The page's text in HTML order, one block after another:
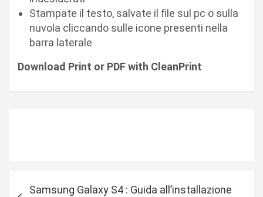
Stampate il testo, salvate il file sul pc o sulla
nuvola cliccando sulle icone presenti nella
barra laterale
Download Print or PDF with CleanPrint
Samsung Galaxy S4 : Guida all’installazione